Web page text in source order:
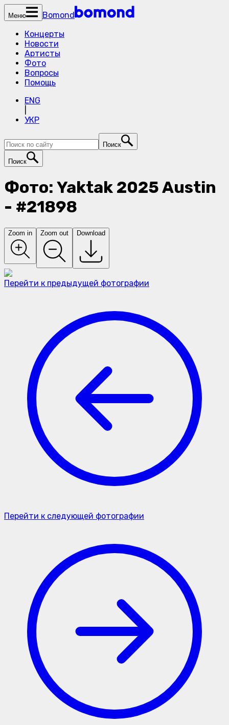
Меню
Bomond
Концерты
Новости
Артисты
Фото
Вопросы
Помощь
ENG
УКР
Поиск
Поиск
Фото: Yaktak 2025 Austin
- #21898
Zoom in Zoom out Download
Перейти к предыдущей фотографии
Перейти к следующей фотографии